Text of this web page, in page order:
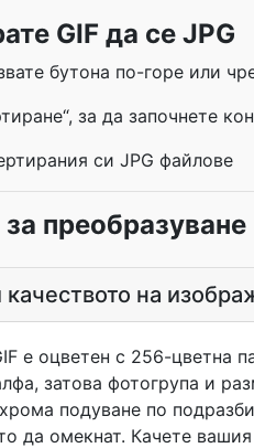
GIF да се JPG
бутона по-горе или
за да започнете
си JPG файлове
преобразуване
на
е оцветен с 256-цветна
затова фотогрупа и
подуване по
да омекнат. Качете